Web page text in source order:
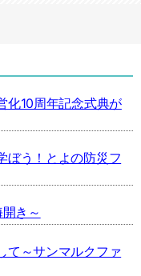
10周年記念式典が
う！とよの防災フ
き～
て～サンマルクファ